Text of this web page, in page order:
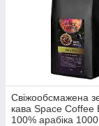
Свіжообсмажена
кава Space Coffee
100% арабіка